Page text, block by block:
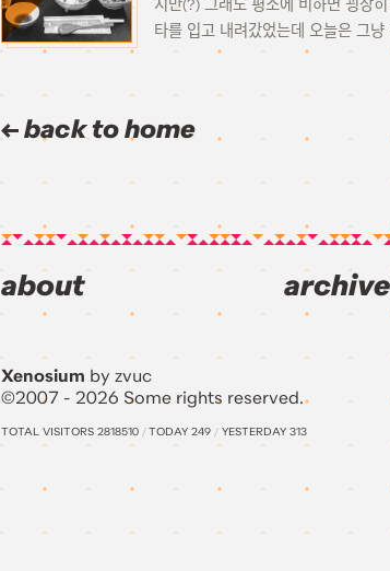
지만(?) 그래도 평소에 비하면 굉장
타를 입고 내려갔었는데 오늘은 그
back to home
about
Xenosium by zvuc
©2007 - 2026 Some rights reserved.
TOTAL VISITORS 2818510 /TODAY 249 / YESTERDAY 313